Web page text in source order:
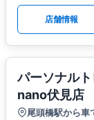
店舗情報
パーソナル
nano伏見店
尾頭橋駅から車